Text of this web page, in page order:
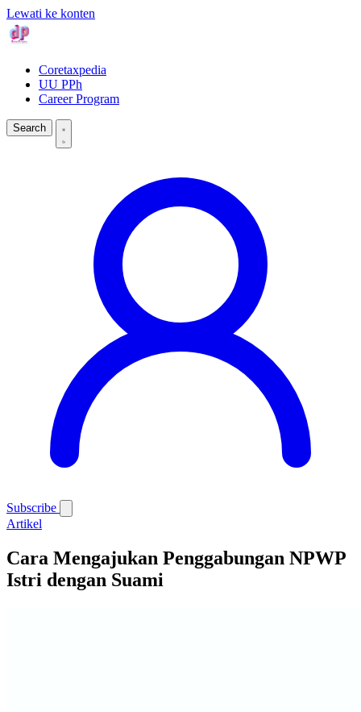
Lewati ke konten
Coretaxpedia
UU PPh
Career Program
Search
Subscribe
Artikel
Cara Mengajukan Penggabungan NPWP
Istri dengan Suami